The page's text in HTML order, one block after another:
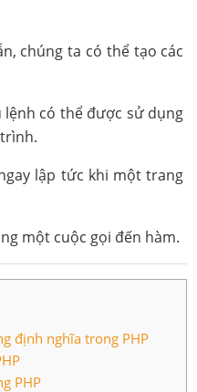
chúng ta có thể tạo các
lệnh có thể được sử dụng
lập tức khi một trang
một cuộc gọi đến hàm.
định nghĩa trong PHP
PHP